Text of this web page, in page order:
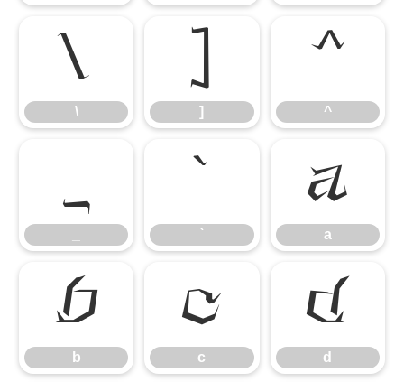
\
\
]
]
^
^
_ `
`
a
a
b
b
c
c
d
d